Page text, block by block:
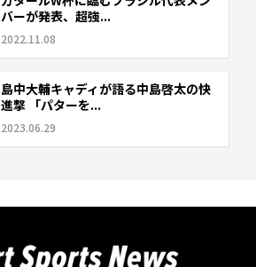
バーが発表、超強...
2022.11.08
島中大輔キャディが語る中島啓太の快
進撃 「パターを...
2023.06.29